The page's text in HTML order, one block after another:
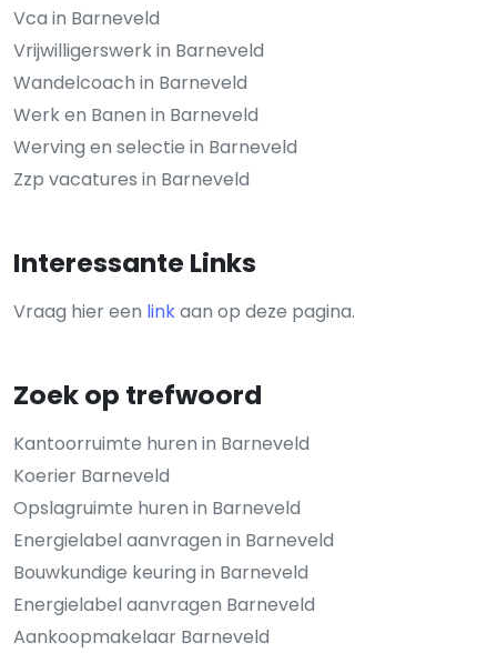
Vca in Barneveld
Vrijwilligerswerk in Barneveld
Wandelcoach in Barneveld
Werk en Banen in Barneveld
Werving en selectie in Barneveld
Zzp vacatures in Barneveld
Interessante Links
Vraag hier een linkaan op deze pagina.
Zoek op trefwoord
Kantoorruimte huren in Barneveld
Koerier Barneveld
Opslagruimte huren in Barneveld
Energielabel aanvragen in Barneveld
Bouwkundige keuring in Barneveld
Energielabel aanvragen Barneveld
Aankoopmakelaar Barneveld